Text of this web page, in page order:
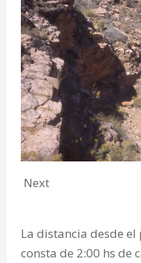
Next
La distancia desde
consta de 2:00 hs de